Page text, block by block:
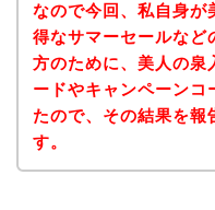
なので今回、私自身が
得なサマーセールなど
方のために、美人の泉
ードやキャンペーンコ
たので、その結果を報
す。